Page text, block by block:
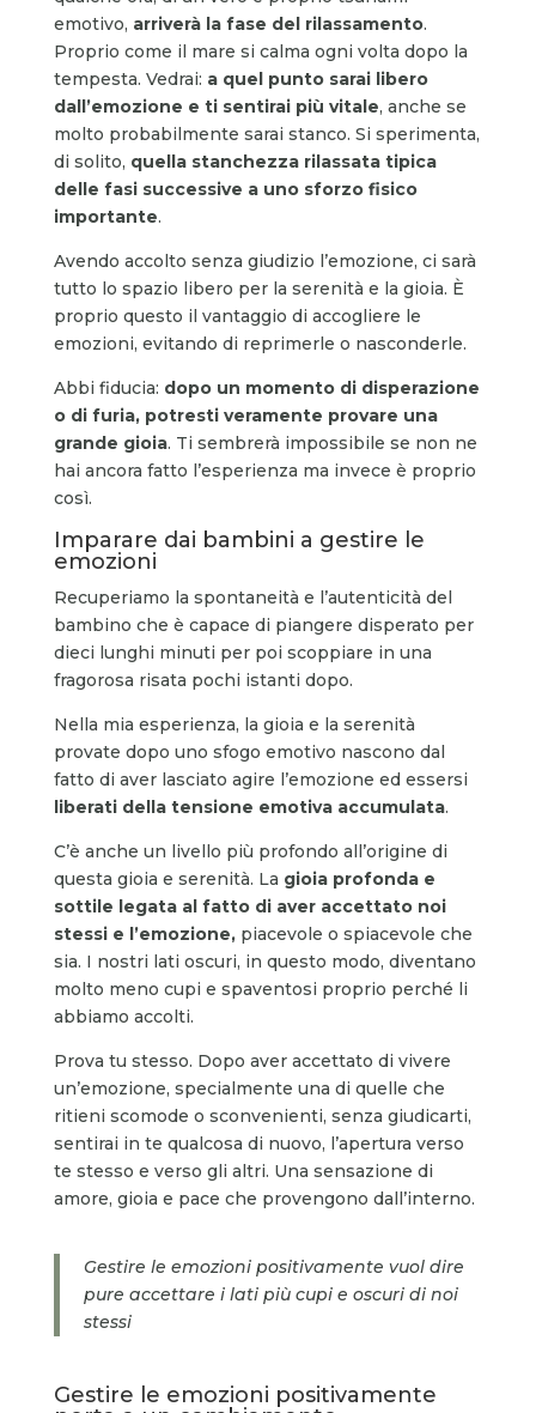
emotivo, arriverà la fase del rilassamento.
Proprio come il mare si calma ogni volta dopo la
tempesta. Vedrai: a quel punto sarai libero
dall’emozione e ti sentirai più vitale, anche se
molto probabilmente sarai stanco. Si sperimenta,
di solito, quella stanchezza rilassata tipica
delle fasi successive a uno sforzo fisico
importante.
Avendo accolto senza giudizio l’emozione, ci sarà
tutto lo spazio libero per la serenità e la gioia. È
proprio questo il vantaggio di accogliere le
emozioni, evitando di reprimerle o nasconderle.
Abbi fiducia: dopo un momento di disperazione
o di furia, potresti veramente provare una
grande gioia. Ti sembrerà impossibile se non ne
hai ancora fatto l’esperienza ma invece è proprio
così.
Imparare dai bambini a gestire le
emozioni
Recuperiamo la spontaneità e l’autenticità del
bambino che è capace di piangere disperato per
dieci lunghi minuti per poi scoppiare in una
fragorosa risata pochi istanti dopo.
Nella mia esperienza, la gioia e la serenità
provate dopo uno sfogo emotivo nascono dal
fatto di aver lasciato agire l’emozione ed essersi
liberati della tensione emotiva accumulata.
C’è anche un livello più profondo all’origine di
questa gioia e serenità. La gioia profonda e
sottile legata al fatto di aver accettato noi
stessi e l’emozione,piacevole o spiacevole che
sia. I nostri lati oscuri, in questo modo, diventano
molto meno cupi e spaventosi proprio perché li
abbiamo accolti.
Prova tu stesso. Dopo aver accettato di vivere
un’emozione, specialmente una di quelle che
ritieni scomode o sconvenienti, senza giudicarti,
sentirai in te qualcosa di nuovo, l’apertura verso
te stesso e verso gli altri. Una sensazione di
amore, gioia e pace che provengono dall’interno.
Gestire le emozioni positivamente vuol dire
pure accettare i lati più cupi e oscuri di noi
stessi
Gestire le emozioni positivamente